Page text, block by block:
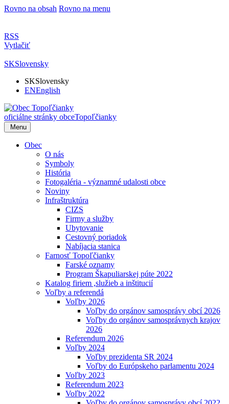
Rovno na obsah Rovno na menu
RSS
Vytlačiť
SKSlovensky
SKSlovensky
ENEnglish
oficiálne stránky obceTopoľčianky
Menu
Obec
O nás
Symboly
História
Fotogaléria - významné udalosti obce
Noviny
Infraštruktúra
CIZS
Firmy a služby
Ubytovanie
Cestovný poriadok
Nabíjacia stanica
Farnosť Topoľčianky
Farské oznamy
Program Škapuliarskej púte 2022
Katalog firiem ,služieb a inštitucií
Voľby a referendá
Voľby 2026
Voľby do orgánov samosprávy obcí 2026
Voľby do orgánov samosprávnych krajov
2026
Referendum 2026
Voľby 2024
Voľby prezidenta SR 2024
Voľby do Európskeho parlamentu 2024
Voľby 2023
Referendum 2023
Voľby 2022